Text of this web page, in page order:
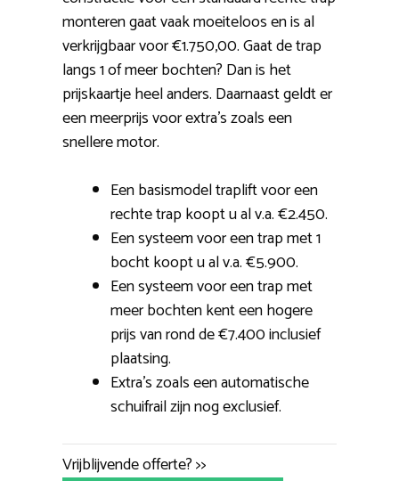
monteren gaat vaak moeiteloos en is al
verkrijgbaar voor €1.750,00. Gaat de trap
langs 1 of meer bochten? Dan is het
prijskaartje heel anders. Daarnaast geldt er
een meerprijs voor extra’s zoals een
snellere motor.
Een basismodel traplift voor een
rechte trap koopt u al v.a. €2.450.
Een systeem voor een trap met 1
bocht koopt u al v.a. €5.900.
Een systeem voor een trap met
meer bochten kent een hogere
prijs van rond de €7.400 inclusief
plaatsing.
Extra’s zoals een automatische
schuifrail zijn nog exclusief.
Vrijblijvende offerte? >>